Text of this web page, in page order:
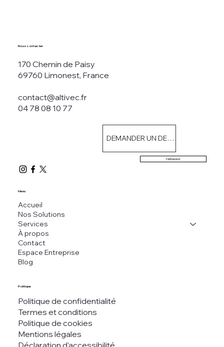
Nous contacter
170 Chemin de Paisy
69760 Limonest, France
contact@altivec.fr
04 78 08 10 77
DEMANDER UN DEVIS
PARRAINAGE
Accueil
Nos Solutions
Services
À propos
Contact
Espace Entreprise
Blog
Menu
Politique de confidentialité
Termes et conditions
Politique de cookies
Mentions légales
Politique